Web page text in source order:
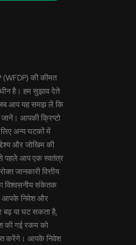
(WFDP) की कीमत
है। हम सुझाव देते
जब आप यह समझ लें कि
आपकी क्रिप्टो
अन्य घटकों में
और जोखिम की
से पहले आप एक स्वतंत्र
जानकारी वित्तीय
विश्वसनीय संकेतक
आपके निवेश और
बढ़ या घट सकता है,
की गई रकम को
करेंगे। आपके निवेश